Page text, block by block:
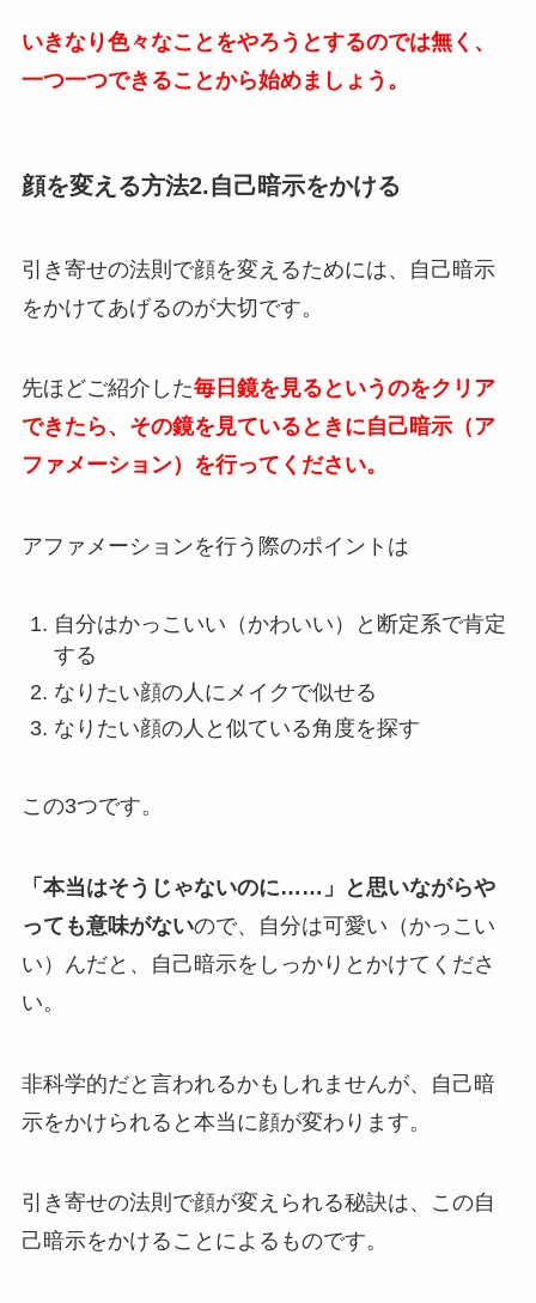
いきなり色々なことをやろうとするのでは無く、
一つ一つできることから始めましょう。
顔を変える方法2.自己暗示をかける
引き寄せの法則で顔を変えるためには、自己暗示
をかけてあげるのが大切です。
先ほどご紹介した毎日鏡を見るというのをクリア
できたら、その鏡を見ているときに自己暗示（ア
ファメーション）を行ってください。
アファメーションを行う際のポイントは
自分はかっこいい（かわいい）と断定系で肯定
する
なりたい顔の人にメイクで似せる
なりたい顔の人と似ている角度を探す
この3つです。
「本当はそうじゃないのに……」と思いながらや
っても意味がないので、自分は可愛い（かっこい
い）んだと、自己暗示をしっかりとかけてくださ
い。
非科学的だと言われるかもしれませんが、自己暗
示をかけられると本当に顔が変わります。
引き寄せの法則で顔が変えられる秘訣は、この自
己暗示をかけることによるものです。